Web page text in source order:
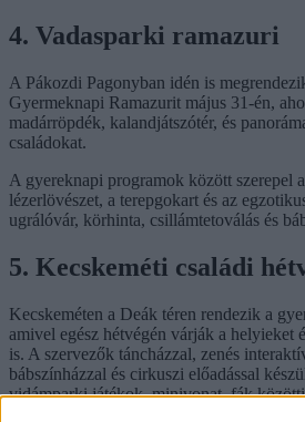
4. Vadasparki ramazuri
A Pákozdi Pagonyban idén is
Gyermeknapi Ramazurit május 31-én,
madárröpdék, kalandjátszótér, és
családokat.
A gyereknapi programok között szerepel
lézerlövészet, a terepgokart és az
ugrálóvár, körhinta, csillámtetoválás és
5. Kecskeméti családi
Kecskeméten a Deák téren rendezik a
amivel egész hétvégén várják a helyieket
is. A szervezők táncházzal, zenés
bábszínházzal és cirkuszi előadással
vidámparki játékok, minivonat, fák